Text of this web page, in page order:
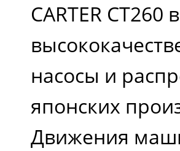
CARTER CT260
насосы и
японских
Движения